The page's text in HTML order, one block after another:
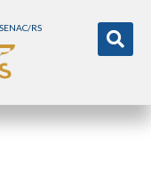
SENAC/RS